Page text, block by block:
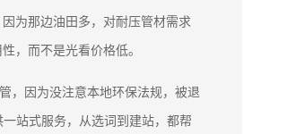
为那边油田多，对耐压管材需求
，而不是光看价格低。
，因为没注意本地环保法规，被退
站式服务，从选词到建站，都帮